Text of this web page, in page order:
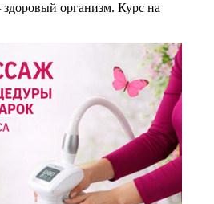
организм. Курс на